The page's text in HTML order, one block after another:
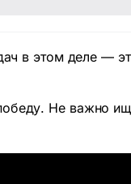
в этом деле —
Не важно